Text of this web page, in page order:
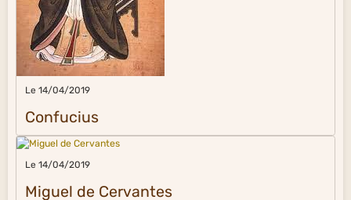
Le 14/04/2019
Confucius
Le 14/04/2019
Miguel de Cervantes